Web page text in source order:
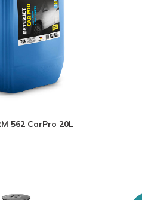
562 CarPro 20L